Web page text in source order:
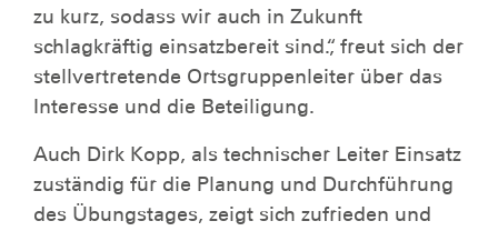
zu kurz, sodass wir auch in Zukunft
schlagkräftig einsatzbereit sind.“, freut sich der
stellvertretende Ortsgruppenleiter über das
Interesse und die Beteiligung.
Auch Dirk Kopp, als technischer Leiter Einsatz
zuständig für die Planung und Durchführung
des Übungstages, zeigt sich zufrieden und